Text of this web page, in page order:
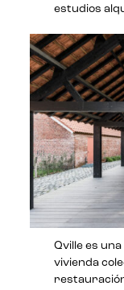
estudios
Qville es
vivienda